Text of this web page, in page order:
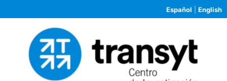
Español English